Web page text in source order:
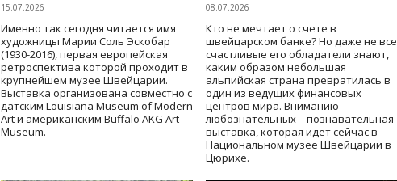
15.07.2026
Именно так сегодня читается имя
художницы Марии Соль Эскобар
(1930-2016), первая европейская
ретроспектива которой проходит в
крупнейшем музее Швейцарии.
Выставка организована совместно с
датским Louisiana Museum of Modern
Art и американским Buffalo AKG Art
Museum.
08.07.2026
Кто не мечтает о счете в
швейцарском банке? Но даже не все
счастливые его обладатели знают,
каким образом небольшая
альпийская страна превратилась в
один из ведущих финансовых
центров мира. Вниманию
любознательных – познавательная
выставка, которая идет сейчас в
Национальном музее Швейцарии в
Цюрихе.